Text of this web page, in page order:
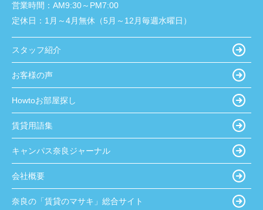
営業時間： AM9:30～PM7:00
定休日： 1月～4月無休（5月～12月毎週水曜日）
スタッフ紹介
お客様の声
Howtoお部屋探し
賃貸用語集
キャンパス奈良ジャーナル
会社概要
奈良の「賃貸のマサキ」総合サイト